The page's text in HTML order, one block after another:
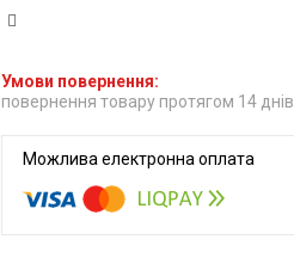
повернення товару протягом 14 днів